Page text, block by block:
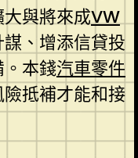
與將來成VW
、增添信貸投
本錢汽車零件
抵補才能和接